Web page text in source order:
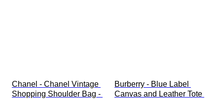
Chanel - Chanel Vintage
Shopping Shoulder Bag -
Burberry - Blue Label
Canvas and Leather Tote